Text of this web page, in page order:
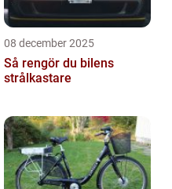
08 december 2025
Så rengör du bilens
strålkastare